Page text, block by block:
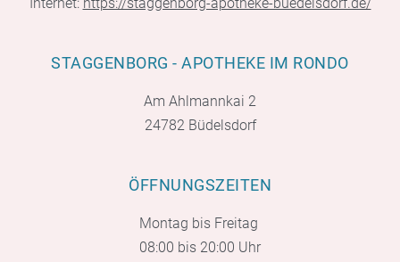
STAGGENBORG - APOTHEKE IM RONDO
Am Ahlmannkai 2
24782 Büdelsdorf
ÖFFNUNGSZEITEN
Montag bis Freitag
08:00 bis 20:00 Uhr